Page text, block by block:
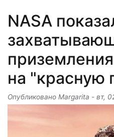
NASA
на "красную
Опубликовано Margarita - вт,